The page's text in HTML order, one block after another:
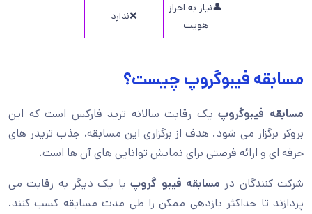
👤نیاز به احراز
هویت
❌ندارد
مسابقه فیبوگروپ چیست؟
مسابقه فیبوگروپیک رقابت سالانه ترید فارکس است که این
بروکر برگزار می شود. هدف از برگزاری این مسابقه، جذب تریدر های
حرفه ای و ارائه فرصتی برای نمایش توانایی های آن ها است.
شرکت کنندگان در مسابقه فیبو گروپبا یک دیگر به رقابت می
پردازند تا حداکثر بازدهی ممکن را طی مدت مسابقه کسب کنند.